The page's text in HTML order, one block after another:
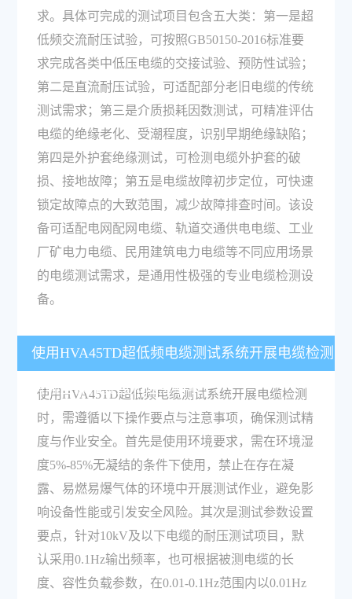
求。具体可完成的测试项目包含五大类：第一是超
低频交流耐压试验，可按照GB50150-2016标准要
求完成各类中低压电缆的交接试验、预防性试验；
第二是直流耐压试验，可适配部分老旧电缆的传统
测试需求；第三是介质损耗因数测试，可精准评估
电缆的绝缘老化、受潮程度，识别早期绝缘缺陷；
第四是外护套绝缘测试，可检测电缆外护套的破
损、接地故障；第五是电缆故障初步定位，可快速
锁定故障点的大致范围，减少故障排查时间。该设
备可适配电网配网电缆、轨道交通供电电缆、工业
厂矿电力电缆、民用建筑电力电缆等不同应用场景
的电缆测试需求，是通用性极强的专业电缆检测设
备。
使用HVA45TD超低频电缆测试系统开展电缆检测
有哪些操作要点和注意事项？
使用HVA45TD超低频电缆测试系统开展电缆检测
时，需遵循以下操作要点与注意事项，确保测试精
度与作业安全。首先是使用环境要求，需在环境湿
度5%-85%无凝结的条件下使用，禁止在存在凝
露、易燃易爆气体的环境中开展测试作业，避免影
响设备性能或引发安全风险。其次是测试参数设置
要点，针对10kV及以下电缆的耐压测试项目，默
认采用0.1Hz输出频率，也可根据被测电缆的长
度、容性负载参数，在0.01-0.1Hz范围内以0.01Hz